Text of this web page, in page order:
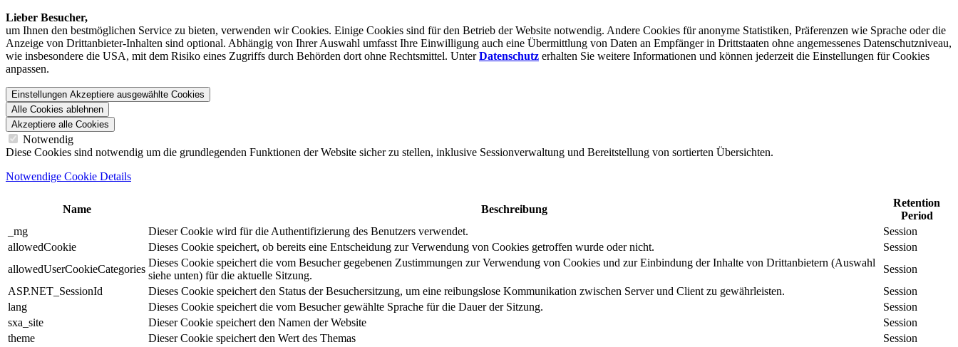
Lieber Besucher,
um Ihnen den best­möglichen Service zu bieten, verwenden wir Cookies. Einige Cookies sind für den Betrieb der Website notwendig. Andere Cookies für anonyme Statistiken, Präferenzen wie Sprache oder die
Anzeige von Dritt­anbieter-Inhalten sind optional. Abhängig von Ihrer Auswahl umfasst Ihre Einwilligung auch eine Übermittlung von Daten an Empfänger in Drittstaaten ohne angemessenes Daten­schutz­niveau,
wie insbesondere die USA, mit dem Risiko eines Zugriffs durch Behörden dort ohne Rechts­mittel. UnterDatenschutz erhalten Sie weitere Informationen und können jederzeit die Einstellungen für Cookies
anpassen.
Einstellungen Akzeptiere ausgewählte Cookies
Alle Cookies ablehnen
Akzeptiere alle Cookies
Notwendig
Diese Cookies sind notwendig um die grundlegenden Funktionen der Website sicher zu stellen, inklusive Sessionverwaltung und Bereitstellung von sortierten Übersichten.
Notwendige Cookie Details
Name Beschreibung
Retention
Period
_mg
Dieser Cookie wird für die Authentifizierung des Benutzers verwendet.
Session
allowedCookie
Dieses Cookie speichert, ob bereits eine Entscheidung zur Verwendung von Cookies getroffen wurde oder nicht.
Session
allowedUserCookieCategories
Dieses Cookie speichert die vom Besucher gegebenen Zustimmungen zur Verwendung von Cookies und zur Einbindung der Inhalte von Drittanbietern (Auswahl
siehe unten) für die aktuelle Sitzung.
Session
ASP.NET_SessionId
Dieses Cookie speichert den Status der Besuchersitzung, um eine reibungslose Kommunikation zwischen Server und Client zu gewährleisten.
Session
lang
Dieses Cookie speichert die vom Besucher gewählte Sprache für die Dauer der Sitzung.
Session
sxa_site
Dieser Cookie speichert den Namen der Website
Session
theme
Dieser Cookie speichert den Wert des Themas
Session